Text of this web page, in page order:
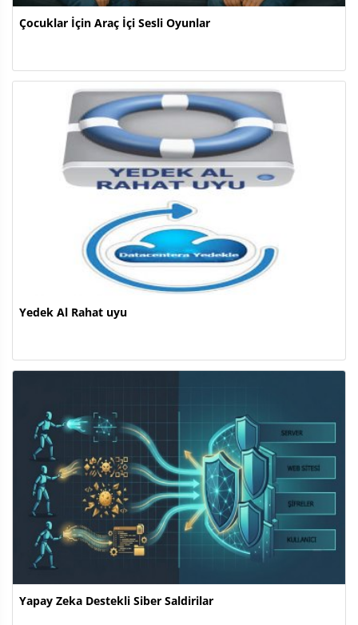
Çocuklar İçin Araç İçi Sesli Oyunlar
Yedek Al Rahat uyu
Yapay Zeka Destekli Siber Saldirilar